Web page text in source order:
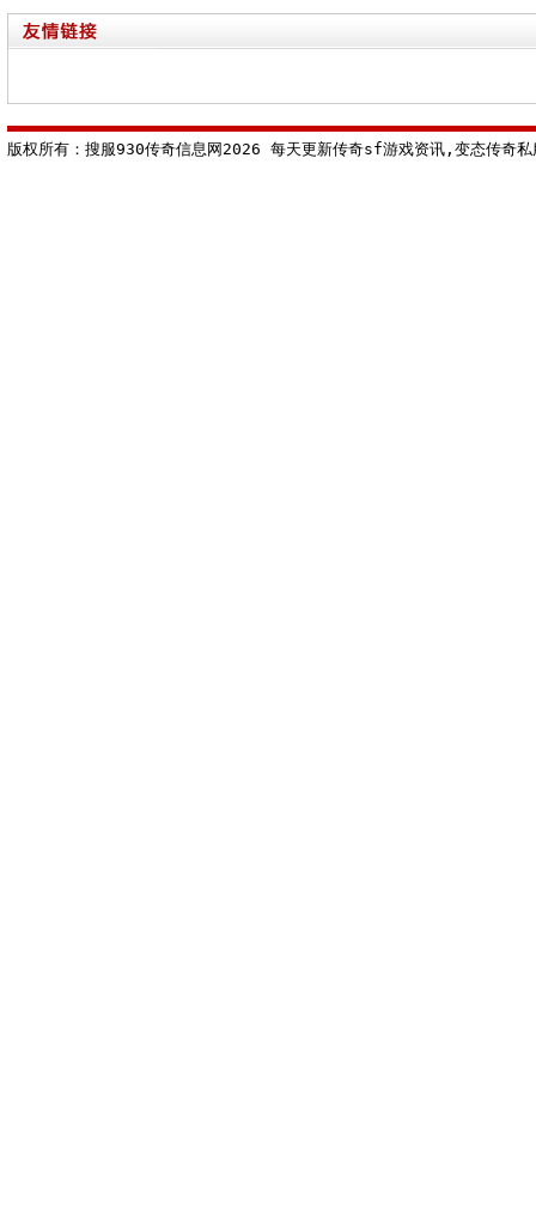
版权所有：搜服930传奇信息网2026 每天更新传奇sf游戏资讯,变态传奇